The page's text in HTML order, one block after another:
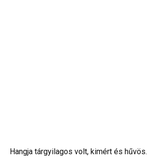
Hangja tárgyilagos volt, kimért és hűvös.